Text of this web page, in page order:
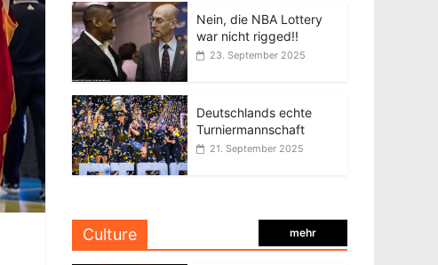
Nein, die NBA Lottery
war nicht rigged!!
23. September 2025
Deutschlands echte
Turniermannschaft
21. September 2025
Culture mehr